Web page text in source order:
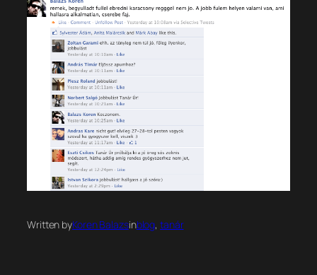
Written byKoren Balazsinblog, tanár